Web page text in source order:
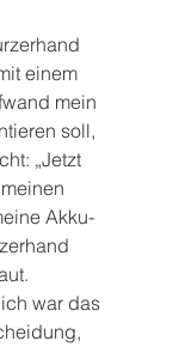
einem
mein
soll,
„Jetzt
Akku-
war das